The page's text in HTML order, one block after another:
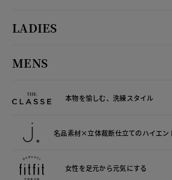
LADIES
MENS
本物を愉しむ、洗練スタイル
名品素材×立体裁断仕立てのハイエン
女性を足元から元気にする